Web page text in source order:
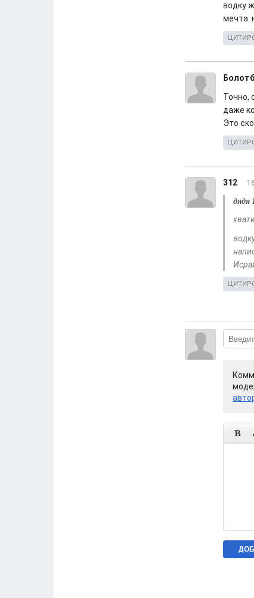
водку
мечта.
Точно,
даже
Это
312
дядя
